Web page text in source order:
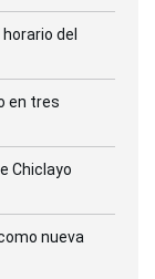
del
en tres
Chiclayo
nueva